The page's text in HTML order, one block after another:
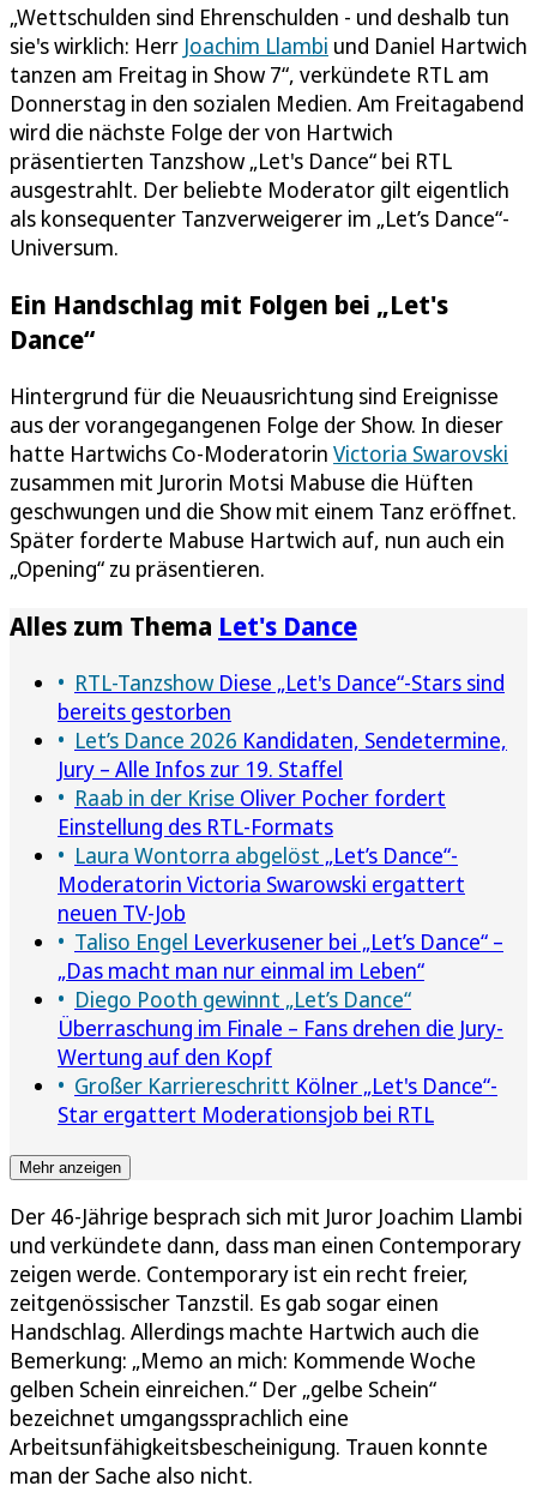
„Wettschulden sind Ehrenschulden - und deshalb tun
sie's wirklich: Herr Joachim Llambi und Daniel Hartwich
tanzen am Freitag in Show 7“, verkündete RTL am
Donnerstag in den sozialen Medien. Am Freitagabend
wird die nächste Folge der von Hartwich
präsentierten Tanzshow „Let's Dance“ bei RTL
ausgestrahlt. Der beliebte Moderator gilt eigentlich
als konsequenter Tanzverweigerer im „Let’s Dance“-
Universum.
Ein Handschlag mit Folgen bei „Let's
Dance“
Hintergrund für die Neuausrichtung sind Ereignisse
aus der vorangegangenen Folge der Show. In dieser
hatte Hartwichs Co-Moderatorin Victoria Swarovski
zusammen mit Jurorin Motsi Mabuse die Hüften
geschwungen und die Show mit einem Tanz eröffnet.
Später forderte Mabuse Hartwich auf, nun auch ein
„Opening“ zu präsentieren.
Alles zum Thema Let's Dance
RTL-Tanzshow Diese „Let's Dance“-Stars sind
bereits gestorben
Let’s Dance 2026 Kandidaten, Sendetermine,
Jury – Alle Infos zur 19. Staffel
Raab in der Krise Oliver Pocher fordert
Einstellung des RTL-Formats
Laura Wontorra abgelöst „Let’s Dance“-
Moderatorin Victoria Swarowski ergattert
neuen TV-Job
Taliso Engel Leverkusener bei „Let’s Dance“ –
„Das macht man nur einmal im Leben“
Diego Pooth gewinnt „Let’s Dance“
Überraschung im Finale – Fans drehen die Jury-
Wertung auf den Kopf
Großer Karriereschritt Kölner „Let's Dance“-
Star ergattert Moderationsjob bei RTL
Mehr anzeigen
Der 46-Jährige besprach sich mit Juror Joachim Llambi
und verkündete dann, dass man einen Contemporary
zeigen werde. Contemporary ist ein recht freier,
zeitgenössischer Tanzstil. Es gab sogar einen
Handschlag. Allerdings machte Hartwich auch die
Bemerkung: „Memo an mich: Kommende Woche
gelben Schein einreichen.“ Der „gelbe Schein“
bezeichnet umgangssprachlich eine
Arbeitsunfähigkeitsbescheinigung. Trauen konnte
man der Sache also nicht.